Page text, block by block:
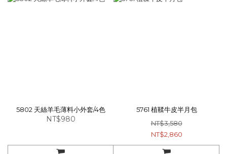
5802 天絲羊毛薄料小外套/4色
NT$980
5761 植鞣牛皮半月包
NT$3,580
NT$2,860